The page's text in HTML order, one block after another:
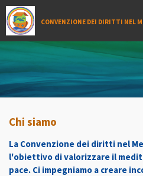
Vai
al
contenuto
principale
Chi siamo
La Convenzione dei diritti nel
l'obiettivo di valorizzare il
pace. Ci impegniamo a creare